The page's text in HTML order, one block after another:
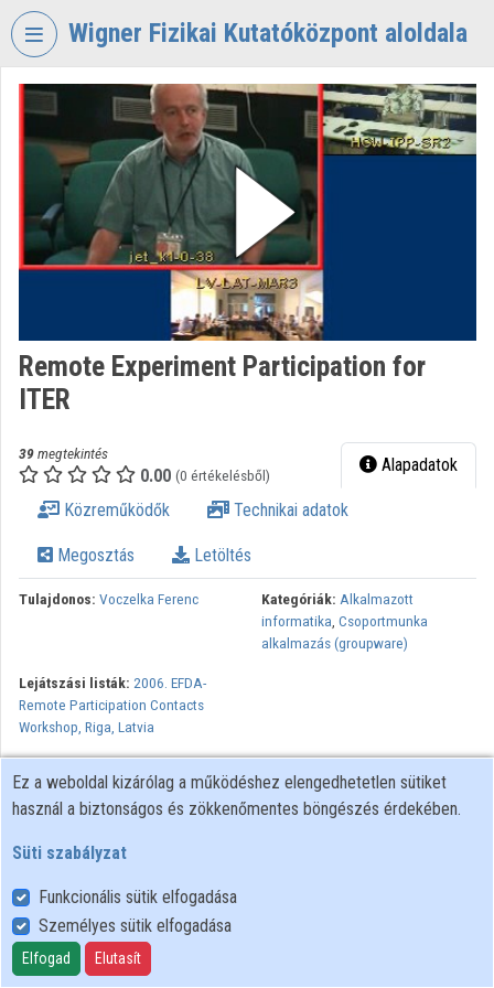
Fejléc kihagyása
Wigner Fizikai Kutatóközpont aloldala
VIDEOTORIUM
WIGNER
FIZIKAI
KUTATÓKÖZPONT
Intézményi kezdőlap
Kategóriák
Intézményi listák
Remote Experiment Participation for
ITER
39megtekintés
0.00 (0 értékelésből) Alapadatok
Közreműködők Technikai adatok
Megosztás Letöltés
Tulajdonos: Voczelka Ferenc Kategóriák: Alkalmazott
informatika, Csoportmunka
alkalmazás (groupware)
Lejátszási listák: 2006. EFDA-
Remote Participation Contacts
Workshop, Riga, Latvia
Felhasználói szabályzat
Adatkezelési tájékoztató
Süti szabályzat
Ez a weboldal kizárólag a működéshez elengedhetetlen sütiket
használ a biztonságos és zökkenőmentes böngészés érdekében.
Süti szabályzat
Funkcionális sütik elfogadása
Személyes sütik elfogadása
Elfogad Elutasít